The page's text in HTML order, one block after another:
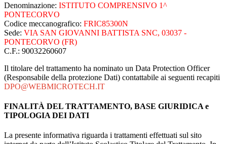
Denominazione: ISTITUTO COMPRENSIVO 1^
PONTECORVO
Codice meccanografico: FRIC85300N
Sede: VIA SAN GIOVANNI BATTISTA SNC, 03037 -
PONTECORVO (FR)
C.F.: 90032260607
Il titolare del trattamento ha nominato un Data Protection Officer
(Responsabile della protezione Dati) contattabile ai seguenti recapiti
DPO@WEBMICROTECH.IT
FINALITÀ DEL TRATTAMENTO, BASE GIURIDICA e
TIPOLOGIA DEI DATI
La presente informativa riguarda i trattamenti effettuati sul sito